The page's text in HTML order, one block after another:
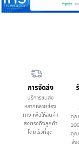
การจัดส่ง
บริการขนส่ง
หลากหลายช่อง
ทาง เพื่อให้สินค้า
ส่งตรงถึงลูกค้า
โดยเร็วที่สุด
คุณ
คุณ
ส่